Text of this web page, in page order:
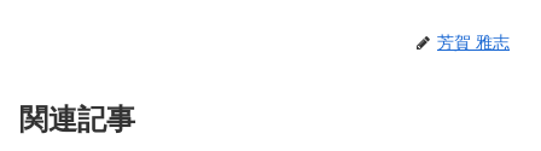
芳賀 雅志
関連記事